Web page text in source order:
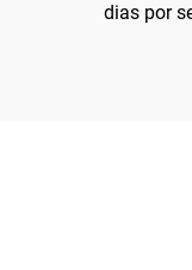
dias por